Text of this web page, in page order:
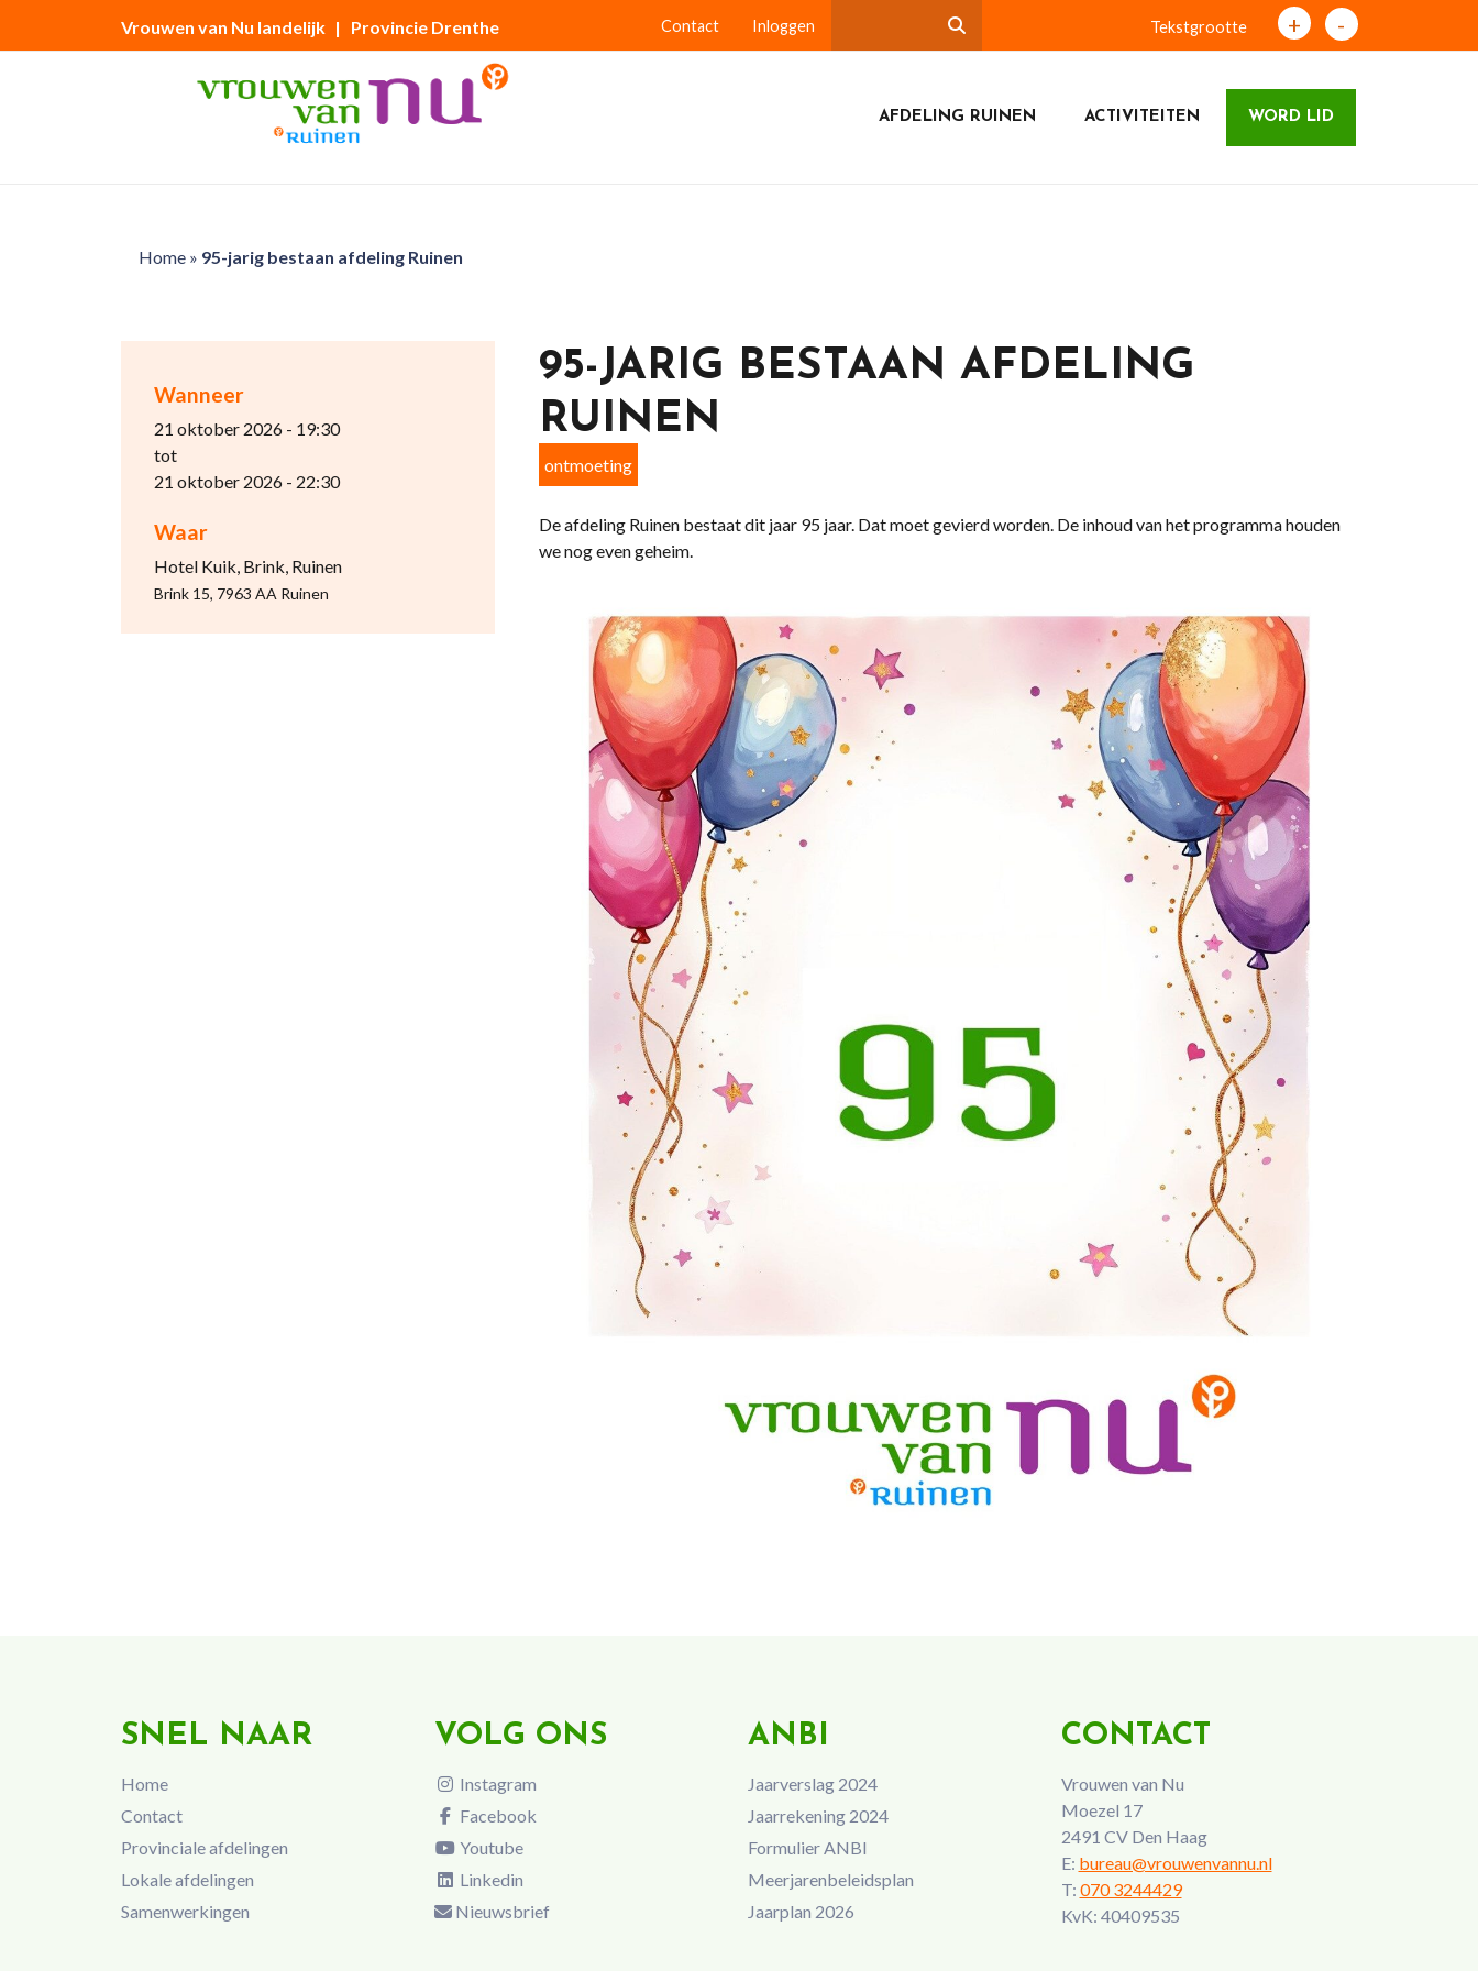
Vrouwen van Nu landelijk | Provincie Drenthe Contact Inloggen Tekstgrootte + -
AFDELING RUINEN ACTIVITEITEN WORD LID
Home» 95-jarig bestaan afdeling Ruinen
Wanneer
21 oktober 2026 - 19:30
tot
21 oktober 2026 - 22:30
Waar
Hotel Kuik, Brink, Ruinen
Brink 15, 7963 AA Ruinen
95-JARIG BESTAAN AFDELING
RUINEN
ontmoeting
De afdeling Ruinen bestaat dit jaar 95 jaar. Dat moet gevierd worden. De inhoud van het programma houden
we nog even geheim.
SNEL NAAR
Home
Contact
Provinciale afdelingen
Lokale afdelingen
Samenwerkingen
VOLG ONS
Instagram
Facebook
Youtube
Linkedin
Nieuwsbrief
ANBI
Jaarverslag 2024
Jaarrekening 2024
Formulier ANBI
Meerjarenbeleidsplan
Jaarplan 2026
CONTACT
Vrouwen van Nu
Moezel 17
2491 CV Den Haag
E: bureau@vrouwenvannu.nl
T: 070 3244429
KvK: 40409535